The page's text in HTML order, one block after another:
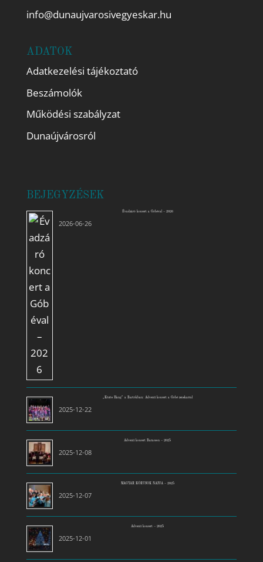
info@dunaujvarosivegyeskar.hu
ADATOK
Adatkezelési tájékoztató
Beszámolók
Működési szabályzat
Dunaújvárosról
BEJEGYZÉSEK
Évadzáró koncert a Góbéval – 2026
2026-06-26
„Közös Hang” a Bartókban: Adventi koncert a Góbé zenekarral
2025-12-22
Adventi koncert Baracson – 2025
2025-12-08
MAGYAR KÓRUSOK NAPJA – 2025
2025-12-07
Adventi koncert – 2025
2025-12-01